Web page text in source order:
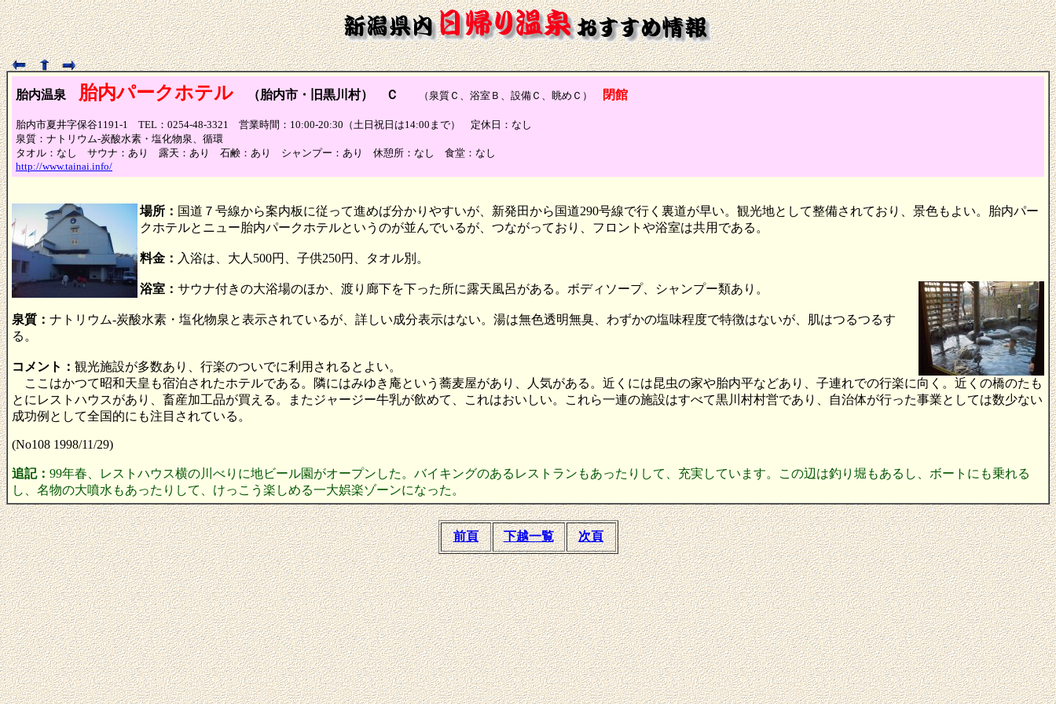
胎内温泉 胎内パークホテル （胎内市・旧黒川村） Ｃ （泉質Ｃ、浴室Ｂ、設備Ｃ、眺めＣ） 閉館
胎内市夏井字保谷1191-1 TEL：0254-48-3321 営業時間：10:00-20:30（土日祝日は14:00まで） 定休日：なし
泉質：ナトリウム-炭酸水素・塩化物泉、循環
タオル：なし サウナ：あり 露天：あり 石鹸：あり シャンプー：あり 休憩所：なし 食堂：なし
http://www.tainai.info/
場所： 国道７号線から案内板に従って進めば分かりやすいが、新発田から国道290号線で行く裏道が早い。観光地として整備されており、景色もよい。胎内パー
クホテルとニュー胎内パークホテルというのが並んでいるが、つながっており、フロントや浴室は共用である。
料金： 入浴は、大人500円、子供250円、タオル別。
浴室： サウナ付きの大浴場のほか、渡り廊下を下った所に露天風呂がある。ボディソープ、シャンプー類あり。
泉質： ナトリウム-炭酸水素・塩化物泉と表示されているが、詳しい成分表示はない。湯は無色透明無臭、わずかの塩味程度で特徴はないが、肌はつるつるす
る。
コメント： 観光施設が多数あり、行楽のついでに利用されるとよい。
ここはかつて昭和天皇も宿泊されたホテルである。隣にはみゆき庵という蕎麦屋があり、人気がある。近くには昆虫の家や胎内平などあり、子連れでの行楽に向く。近くの橋のたも
とにレストハウスがあり、畜産加工品が買える。またジャージー牛乳が飲めて、これはおいしい。これら一連の施設はすべて黒川村村営であり、自治体が行った事業としては数少ない
成功例として全国的にも注目されている。
(No108 1998/11/29)
追記： 99年春、レストハウス横の川べりに地ビール園がオープンした。バイキングのあるレストランもあったりして、充実しています。この辺は釣り堀もあるし、ボートにも乗れる
し、名物の大噴水もあったりして、けっこう楽しめる一大娯楽ゾーンになった。
前頁 下越一覧 次頁